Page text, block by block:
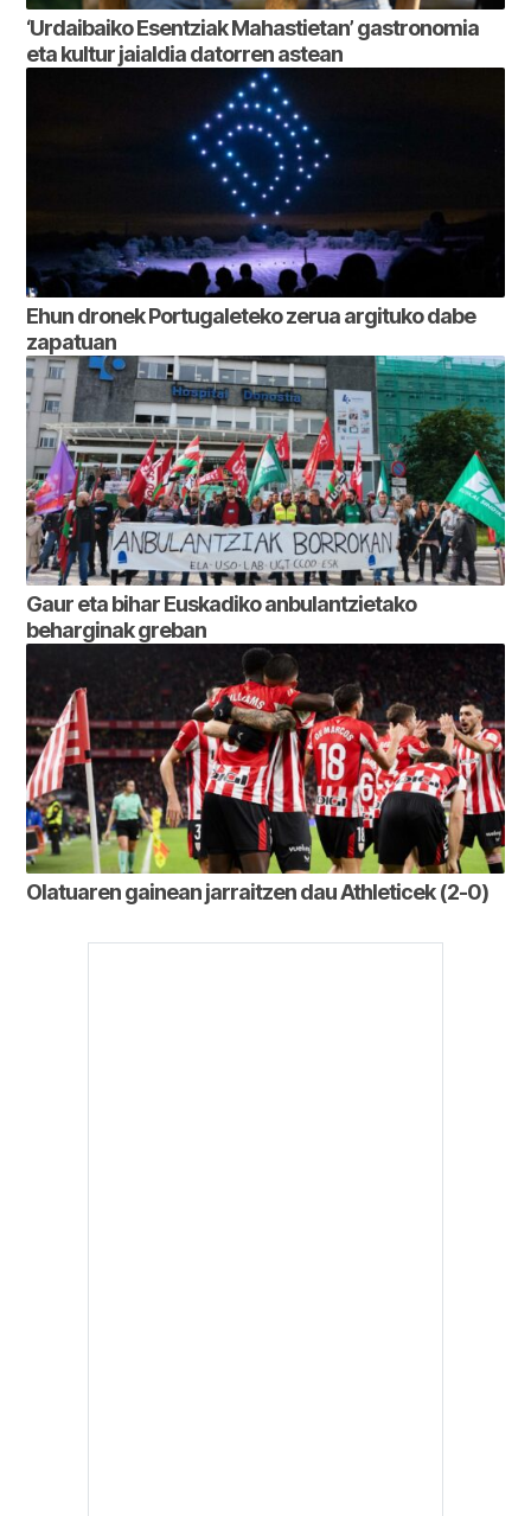
‘Urdaibaiko Esentziak Mahastietan’ gastronomia
eta kultur jaialdia datorren astean
Ehun dronek Portugaleteko zerua argituko dabe
zapatuan
Gaur eta bihar Euskadiko anbulantzietako
beharginak greban
Olatuaren gainean jarraitzen dau Athleticek (2-0)